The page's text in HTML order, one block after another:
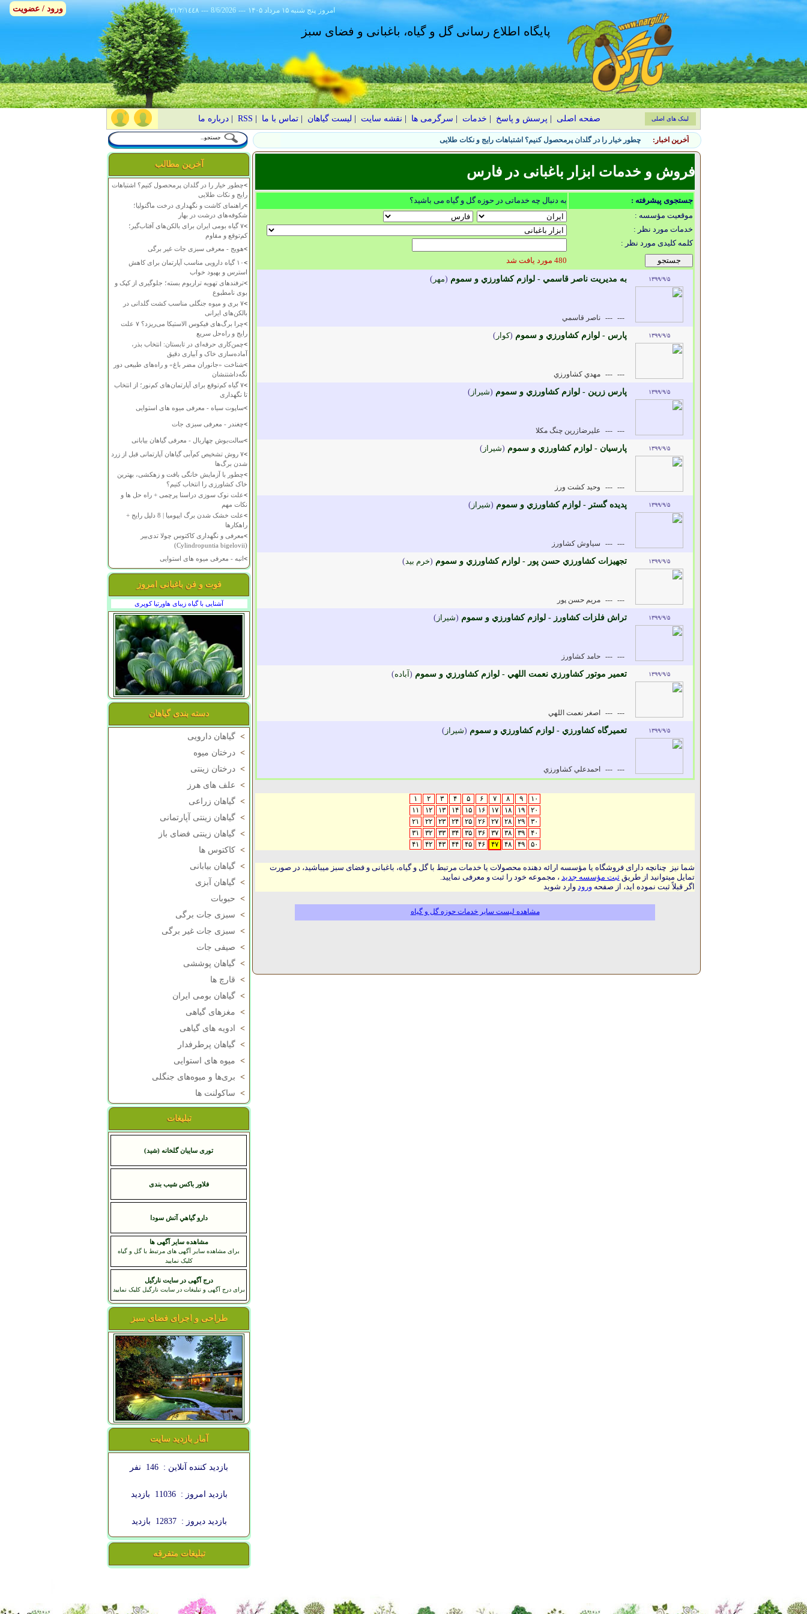
٢١/٢/١٤٤٨ --- 8/6/2026 --- ۱۴۰۵ پنج شنبه ۱۵ مرداد امروز
پایگاه اطلاع رسانی گل و گیاه، باغبانی و فضای سبز
صفحه اصلی پرسش و پاسخ خدمات سرگرمی ها نقشه سایت لیست گیاهان |تماس با ما RSS
|درباره ما لینک های اصلی
آخرین اخبار: چطور خیار را در گلدان پرمحصول کنیم؟ اشتباهات رایج و نکات طلایی
آخرین مطالب
>چطور خیار را در گلدان پرمحصول کنیم؟ اشتباهات
رایج و نکات طلایی
>راهنمای کاشت و نگهداری درخت ماگنولیا؛
شکوفه‌های درشت در بهار
>
۷ گیاه بومی ایران برای بالکن‌های آفتاب‌گیر؛
کم‌توقع و مقاوم
>هویج - معرفی سبزی جات غیر برگی
>
۱۰ گیاه دارویی مناسب آپارتمان برای کاهش
استرس و بهبود خواب
>ترفندهای تهویه تراریوم بسته؛ جلوگیری از کپک و
بوی نامطبوع
>
۷ بری و میوه جنگلی مناسب کشت گلدانی در
بالکن‌های ایرانی
>
چرا برگ‌های فیکوس الاستیکا می‌ریزد؟ ۷ علت
رایج و راه‌حل سریع
>چمن‌کاری حرفه‌ای در تابستان: انتخاب بذر،
آماده‌سازی خاک و آبیاری دقیق
>شناخت «جانوران مضر باغ» و راه‌های طبیعی دور
نگه‌داشتنشان
>
۷ گیاه کم‌توقع برای آپارتمان‌های کم‌نور؛ از انتخاب
تا نگهداری
>ساپوت سیاه - معرفی میوه های استوایی
>چغندر - معرفی سبزی جات
>سالت‌بوش چهاربال - معرفی گیاهان بیابانی
>
۷ روش تشخیص کم‌آبی گیاهان آپارتمانی قبل از زرد
شدن برگ‌ها
>چطور با آزمایش خانگی بافت و زهکشی، بهترین
خاک کشاورزی را انتخاب کنیم؟
>علت نوک سوزی دراسنا پرچمی + راه حل ها و
نکات مهم
>
علت خشک شدن برگ ایپومیا | 8 دلیل رایج +
راهکارها
>معرفی و نگهداری کاکتوس چولا تدی‌بیر
(Cylindropuntia bigelovii)
>انبه - معرفی میوه های استوایی
فوت و فن باغبانی امروز
آشنایی با گیاه زیبای هاورتیا کوپری
دسته بندی گیاهان
> گیاهان دارویی
> درختان میوه
> درختان زینتی
> علف های هرز
> گیاهان زراعی
> گیاهان زینتی آپارتمانی
> گیاهان زینتی فضای باز
> کاکتوس ها
> گیاهان بیابانی
> گیاهان آبزی
> حبوبات
> سبزی جات برگی
> سبزی جات غیر برگی
> صیفی جات
> گیاهان پوششی
> قارچ ها
> گیاهان بومی ایران
> مغزهای گیاهی
>
ادویه های گیاهی
> گیاهان پرطرفدار
> میوه های استوایی
> بری‌ها و میوه‌های جنگلی
> ساکولنت ها
تبلیغات
توری سایبان گلخانه (شید)
فلاور باکس شیب بندی
دارو گياهي آتش سودا
مشاهده سایر آگهی ها
برای مشاهده سایر آگهی های مرتبط با گل و گیاه
کلیک نمایید
درج آگهی در سایت نارگیل
برای درج آگهی و تبلیغات در سایت نارگیل کلیک نمایید
طراحی و اجرای فضای سبز
آمار بازدید سایت
بازدید کننده آنلاین : 146 نفر
بازدید امروز : 11036 بازدید
بازدید دیروز : 12837 بازدید
تبلیغات متفرقه
فروش و خدمات ابزار باغبانی در فارس
جستجوی پیشرفته :
به دنبال چه خدماتی در حوزه گل و گیاه می باشید؟
موقعیت مؤسسه :
خدمات مورد نظر :
کلمه کلیدی مورد نظر :
480 مورد یافت شد
۱۳۹۹/۹/۵ به مديريت ناصر قاسمي - لوازم کشاورزي و سموم (مهر )
---
--- ناصر قاسمي
۱۳۹۹/۹/۵ پارس - لوازم کشاورزي و سموم (کوار )
---
--- مهدي کشاورزي
۱۳۹۹/۹/۵ پارس زرين - لوازم کشاورزي و سموم (شيراز )
---
--- عليرضازرين چنگ مكلا
۱۳۹۹/۹/۵ پارسيان - لوازم کشاورزي و سموم (شيراز )
---
--- وحيد كشت ورز
۱۳۹۹/۹/۵ پديده گستر - لوازم کشاورزي و سموم (شيراز )
---
--- سياوش کشاورز
۱۳۹۹/۹/۵ تجهيزات کشاورزي حسن پور - لوازم کشاورزي و سموم (خرم بيد)
---
--- مريم حسن پور
۱۳۹۹/۹/۵ تراش فلزات کشاورز - لوازم کشاورزي و سموم (شيراز )
---
--- حامد کشاورز
۱۳۹۹/۹/۵ تعمير موتور کشاورزي نعمت اللهي - لوازم کشاورزي و سموم (آباده)
---
--- اصغر نعمت اللهي
۱۳۹۹/۹/۵ تعميرگاه کشاورزي - لوازم کشاورزي و سموم (شيراز )
---
--- احمدعلي کشاورزي
۱ ۲ ۳ ۴ ۵ ۶ ۷ ۸ ۹
۱۰
۱۱
۱۲ ۱۳ ۱۴ ۱۵ ۱۶ ۱۷ ۱۸ ۱۹
۲۰
۲۱
۲۲ ۲۳ ۲۴ ۲۵ ۲۶ ۲۷ ۲۸ ۲۹
۳۰
۳۱
۳۲ ۳۳ ۳۴ ۳۵ ۳۶ ۳۷ ۳۸ ۳۹
۴۰
۴۱
۴۲ ۴۳ ۴۴ ۴۵ ۴۶ ۴۷ ۴۸ ۴۹ ۵۰
شما نیز چنانچه دارای فروشگاه یا مؤسسه ارائه دهنده محصولات یا خدمات مرتبط با گل و گیاه، باغبانی و فضای سبز میباشید، در صورت
تمایل میتوانید از طریق ثبت مؤسسه جدید ، مجموعه خود را ثبت و معرفی نمایید.
اگر قبلاً ثبت نموده اید، از صفحه ورود وارد شوید
مشاهده لیست سایر خدمات حوزه گل و گیاه
ورود / عضویت